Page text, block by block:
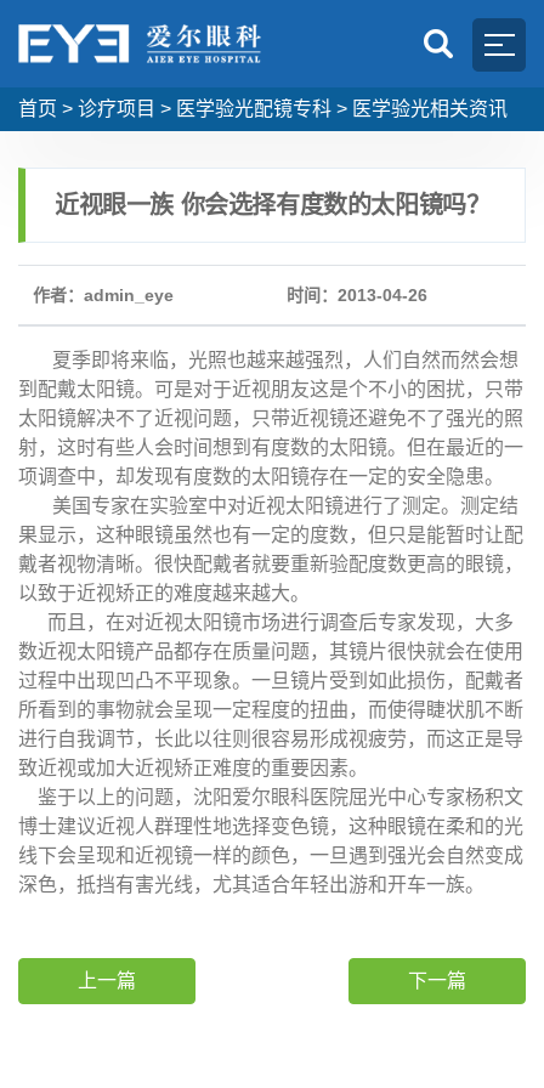
首页 > 诊疗项目 > 医学验光配镜专科 > 医学验光相关资讯
近视眼一族 你会选择有度数的太阳镜吗？
作者：admin_eye 时间：2013-04-26
夏季即将来临，光照也越来越强烈，人们自然而然会想
到配戴太阳镜。可是对于近视朋友这是个不小的困扰，只带
太阳镜解决不了近视问题，只带近视镜还避免不了强光的照
射，这时有些人会时间想到有度数的太阳镜。但在最近的一
项调查中，却发现有度数的太阳镜存在一定的安全隐患。
美国专家在实验室中对近视太阳镜进行了测定。测定结
果显示，这种眼镜虽然也有一定的度数，但只是能暂时让配
戴者视物清晰。很快配戴者就要重新验配度数更高的眼镜，
以致于近视矫正的难度越来越大。
而且，在对近视太阳镜市场进行调查后专家发现，大多
数近视太阳镜产品都存在质量问题，其镜片很快就会在使用
过程中出现凹凸不平现象。一旦镜片受到如此损伤，配戴者
所看到的事物就会呈现一定程度的扭曲，而使得睫状肌不断
进行自我调节，长此以往则很容易形成视疲劳，而这正是导
致近视或加大近视矫正难度的重要因素。
鉴于以上的问题，沈阳爱尔眼科医院屈光中心专家杨积文
博士建议近视人群理性地选择变色镜，这种眼镜在柔和的光
线下会呈现和近视镜一样的颜色，一旦遇到强光会自然变成
深色，抵挡有害光线，尤其适合年轻出游和开车一族。
上一篇 下一篇